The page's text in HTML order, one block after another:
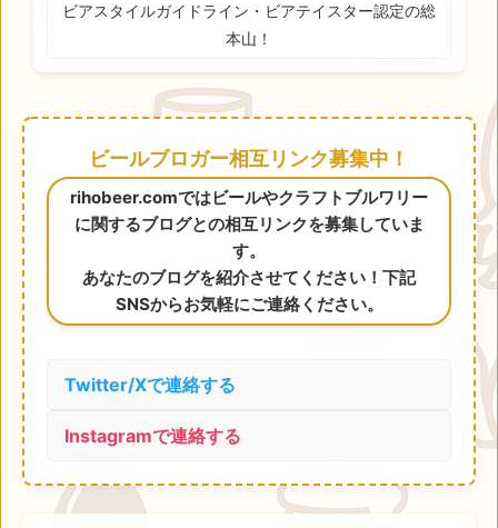
ビアスタイルガイドライン・ビアテイスター認定の総
本山！
ビールブロガー相互リンク募集中！
rihobeer.comではビールやクラフトブルワリー
に関するブログとの相互リンクを募集していま
す。
あなたのブログを紹介させてください！下記
SNSからお気軽にご連絡ください。
Twitter/Xで連絡する
Instagramで連絡する